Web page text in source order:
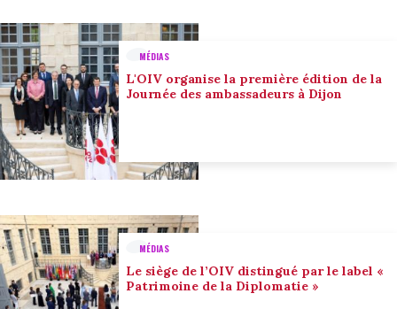
MÉDIAS
L'OIV organise la première édition de la
Journée des ambassadeurs à Dijon
MÉDIAS
Le siège de l’OIV distingué par le label «
Patrimoine de la Diplomatie »